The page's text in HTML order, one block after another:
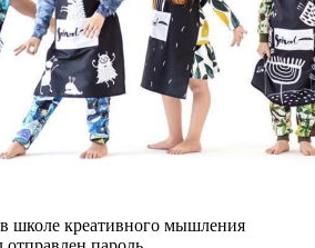
школе креативного мышления